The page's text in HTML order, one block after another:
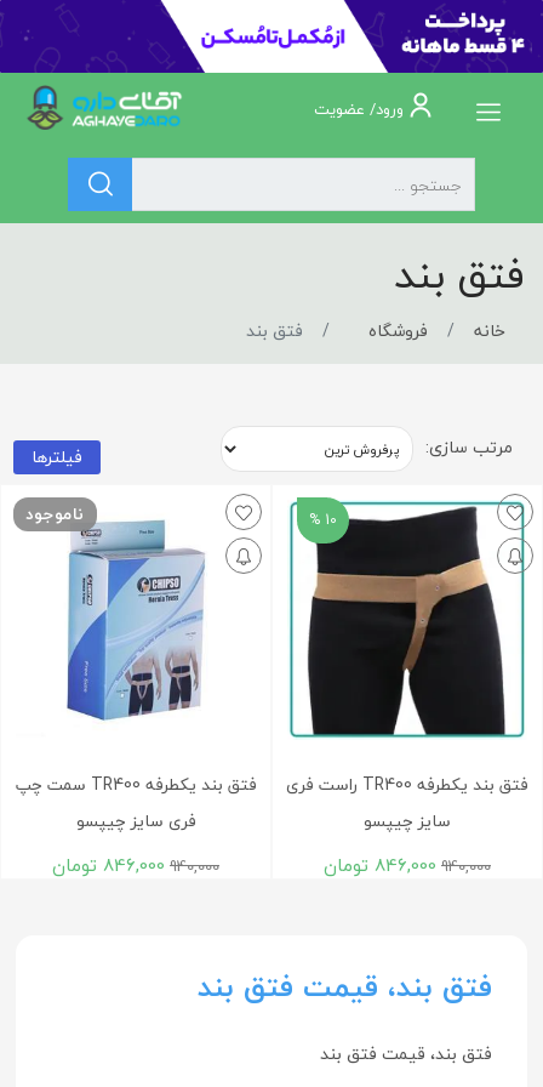
ورود/ عضویت
فتق بند
خانه فروشگاه فتق بند
مرتب سازی: فیلترها
10 %
فتق بند یکطرفه TR400 راست فری
سایز چیپسو
940,000
846,000 تومان
ناموجود
فتق بند یکطرفه TR400 سمت چپ
فری سایز چیپسو
940,000
846,000 تومان
فتق بند، قیمت فتق بند
فتق بند، قیمت فتق بند